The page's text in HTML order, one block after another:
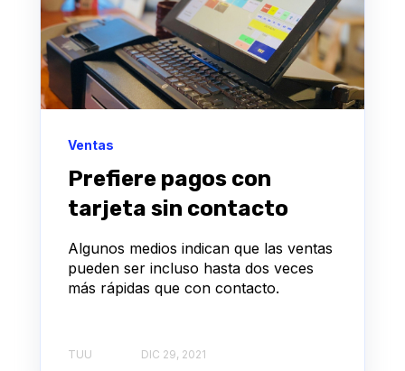
Ventas
Prefiere pagos con
tarjeta sin contacto
Algunos medios indican que las ventas
pueden ser incluso hasta dos veces
más rápidas que con contacto.
TUU DIC 29, 2021